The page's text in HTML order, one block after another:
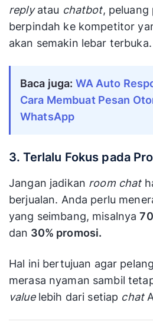
replyatau chatbot, peluang
berpindah ke kompetitor
akan semakin lebar terbuka.
Baca juga: WA Auto
Cara Membuat Pesan
WhatsApp
3. Terlalu Fokus pada
Jangan jadikan room chat
berjualan. Anda perlu
yang seimbang, misalnya
dan 30% promosi.
Hal ini bertujuan agar
merasa nyaman sambil
valuelebih dari setiap chat